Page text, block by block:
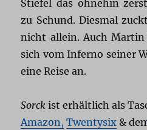
Stiefel das ohnehin
zu Schund. Diesmal
nicht allein. Auch Martin
sich vom Inferno seiner
eine Reise an.
Sorck ist erhältlich als
Amazon, Twentysix &